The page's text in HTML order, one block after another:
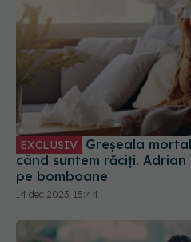
EXCLUSIV
când suntem răciți. Adrian
pe bomboane
14 dec 2023, 15:44